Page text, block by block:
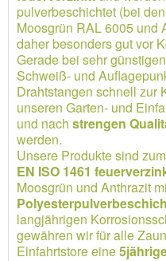
pulverbeschichtet (bei
Moosgrün RAL 6005 und
daher besonders gut vor
Gerade bei sehr
Schweiß- und
Drahtstangen schnell zur
unseren Garten- und
und nach strengen
werden.
Unsere Produkte sind
EN ISO 1461
Moosgrün und Anthrazit
langjährigen
gewähren wir für alle
Einfahrtstore eine